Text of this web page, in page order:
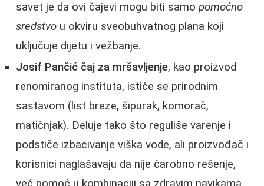
savet je da ovi čajevi mogu biti samo pomoćno
sredstvo u okviru sveobuhvatnog plana koji
uključuje dijetu i vežbanje.
Josif Pančić čaj za mršavljenje, kao proizvod
renomiranog instituta, ističe se prirodnim
sastavom (list breze, šipurak, komorač,
matičnjak). Deluje tako što reguliše varenje i
podstiče izbacivanje viška vode, ali proizvođač i
korisnici naglašavaju da nije čarobno rešenje,